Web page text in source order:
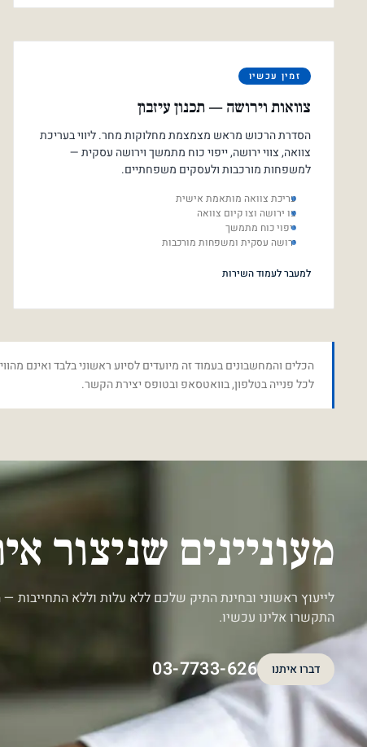
זמין עכשיו
צוואות וירושה — תכנון עיזבון
הסדרת הרכוש מראש מצמצמת מחלוקות מחר. ליווי בעריכת
צוואה, צווי ירושה, ייפוי כוח מתמשך וירושה עסקית —
למשפחות מורכבות ולעסקים משפחתיים.
עריכת צוואה מותאמת אישית
צו ירושה וצו קיום צוואה
ייפוי כוח מתמשך
ירושה עסקית ומשפחות מורכבות
למעבר לעמוד השירות
הכלים והמחשבונים בעמוד זה מיועדים לסיוע ראשוני בלבד ואינם
לכל פנייה בטלפון, בוואטסאפ ובטופס יצירת הקשר.
מעוניינים שניצור
לייעוץ ראשוני ובחינת התיק שלכם ללא עלות וללא התחייבות
התקשרו אלינו עכשיו.
דברו איתנו
דברו איתנו
03-7733-626